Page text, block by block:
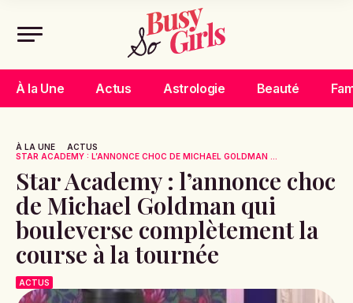
À la Une Actus Astrologie Beauté
À LA UNE
ACTUS
STAR ACADEMY : L’ANNONCE CHOC DE MICHAEL GOLDMAN ...
Star Academy : l’annonce choc
de Michael Goldman qui
bouleverse complètement la
course à la tournée
ACTUS